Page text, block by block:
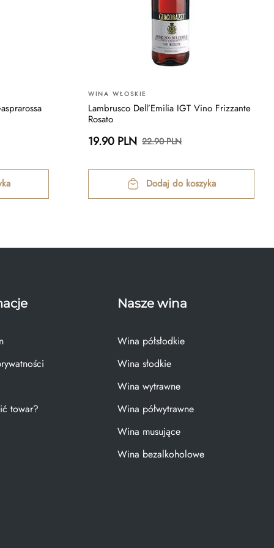
WINA WŁOSKIE
Lambrusco Dell’Emilia IGT Vino Frizzante
Rosato
19.90 PLN 22.90 PLN
Dodaj do koszyka
towar?
Nasze wina
Wina półsłodkie
Wina słodkie
Wina wytrawne
Wina półwytrawne
Wina musujące
Wina bezalkoholowe